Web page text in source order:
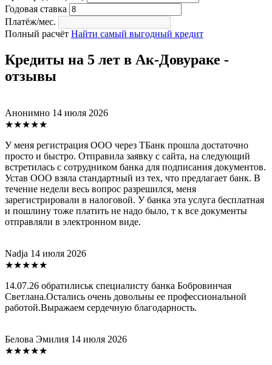
Годовая ставка
Платёж/мес.
Полный расчёт Найти самый выгодный кредит
Кредиты на 5 лет в Ак-Довураке -
отзывы
Анонимно 14 июля 2026
★★★★★
У меня регистрация ООО через ТБанк прошла достаточно
просто и быстро. Отправила заявку с сайта, на следующий
встретилась с сотрудником банка для подписания документов.
Устав ООО взяла стандартный из тех, что предлагает банк. В
течение недели весь вопрос разрешился, меня
зарегистрировали в налоговой. У банка эта услуга бесплатная
и пошлину тоже платить не надо было, т к все документы
отправляли в электронном виде.
Nadja 14 июля 2026
★★★★★
14.07.26 обратилиськ специалисту банка Бобровинчая
Светлана.Остались очень довольны ее профессиональной
работой.Выражаем сердечную благодарность.
Белова Эмилия 14 июля 2026
★★★★★